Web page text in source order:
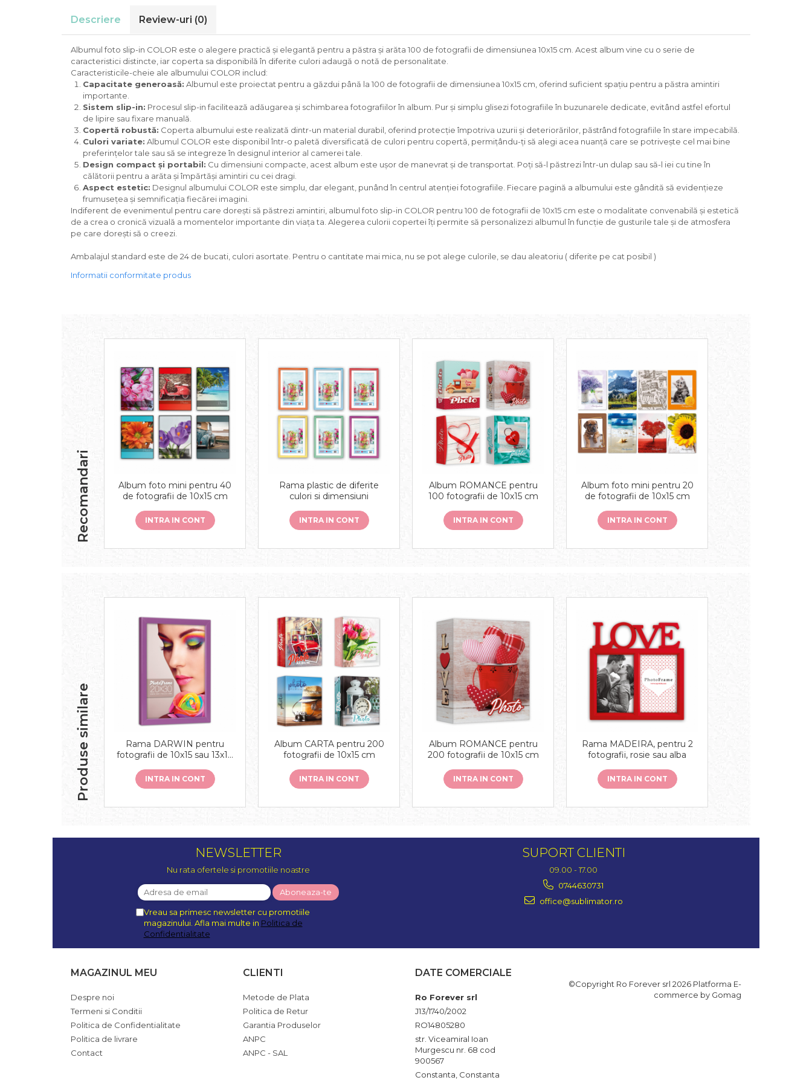
Descriere Review-uri (0)
Albumul foto slip-in COLOR este o alegere practică și elegantă pentru a păstra și arăta 100 de fotografii de dimensiunea 10x15 cm. Acest album vine cu o serie de
caracteristici distincte, iar coperta sa disponibilă în diferite culori adaugă o notă de personalitate.
Caracteristicile-cheie ale albumului COLOR includ:
Capacitate generoasă: Albumul este proiectat pentru a găzdui până la 100 de fotografii de dimensiunea 10x15 cm, oferind suficient spațiu pentru a păstra amintiri
importante.
Sistem slip-in: Procesul slip-in facilitează adăugarea și schimbarea fotografiilor în album. Pur și simplu glisezi fotografiile în buzunarele dedicate, evitând astfel efortul
de lipire sau fixare manuală.
Copertă robustă: Coperta albumului este realizată dintr-un material durabil, oferind protecție împotriva uzurii și deteriorărilor, păstrând fotografiile în stare impecabilă.
Culori variate: Albumul COLOR este disponibil într-o paletă diversificată de culori pentru copertă, permițându-ți să alegi acea nuanță care se potrivește cel mai bine
preferințelor tale sau să se integreze în designul interior al camerei tale.
Design compact și portabil: Cu dimensiuni compacte, acest album este ușor de manevrat și de transportat. Poți să-l păstrezi într-un dulap sau să-l iei cu tine în
călătorii pentru a arăta și împărtăși amintiri cu cei dragi.
Aspect estetic: Designul albumului COLOR este simplu, dar elegant, punând în centrul atenției fotografiile. Fiecare pagină a albumului este gândită să evidențieze
frumusețea și semnificația fiecărei imagini.
Indiferent de evenimentul pentru care dorești să păstrezi amintiri, albumul foto slip-in COLOR pentru 100 de fotografii de 10x15 cm este o modalitate convenabilă și estetică
de a crea o cronică vizuală a momentelor importante din viața ta. Alegerea culorii copertei îți permite să personalizezi albumul în funcție de gusturile tale și de atmosfera
pe care dorești să o creezi.
Ambalajul standard este de 24 de bucati, culori asortate. Pentru o cantitate mai mica, nu se pot alege culorile, se dau aleatoriu ( diferite pe cat posibil )
Informatii conformitate produs
Recomandari
Album foto mini pentru 40
de fotografii de 10x15 cm
INTRA IN CONT
Rama plastic de diferite
culori si dimensiuni
INTRA IN CONT
Album ROMANCE pentru
100 fotografii de 10x15 cm
INTRA IN CONT
Album foto mini pentru 20
de fotografii de 10x15 cm
INTRA IN CONT
Produse similare
Rama DARWIN pentru
fotografii de 10x15 sau 13x18
INTRA IN CONT
Album CARTA pentru 200
fotografii de 10x15 cm
INTRA IN CONT
Album ROMANCE pentru
200 fotografii de 10x15 cm
INTRA IN CONT
Rama MADEIRA, pentru 2
fotografii, rosie sau alba
INTRA IN CONT
NEWSLETTER
Nu rata ofertele si promotiile noastre
Vreau sa primesc newsletter cu promotiile
magazinului. Afla mai multe in Politica de
Confidentialitate
SUPORT CLIENTI
09.00 - 17.00
0744630731
office@sublimator.ro
MAGAZINUL MEU
Despre noi
Termeni si Conditii
Politica de Confidentialitate
Politica de livrare
Contact
CLIENTI
Metode de Plata
Politica de Retur
Garantia Produselor
ANPC
ANPC - SAL
DATE COMERCIALE
Ro Forever srl
J13/1740/2002
RO14805280
str. Viceamiral Ioan
Murgescu nr. 68 cod
900567
Constanta, Constanta
©Copyright Ro Forever srl 2026 Platforma E-
commerce by Gomag